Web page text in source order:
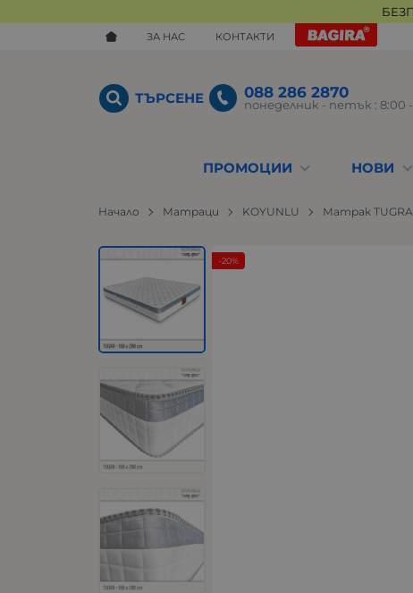
ЗА НАС КОНТАКТИ
ТЪРСЕНЕ 088 286 2870
понеделник - петък : 8:00 -
ПРОМОЦИИ НОВИ
Начало Матраци KOYUNLU Матрак TUGRA
-20%